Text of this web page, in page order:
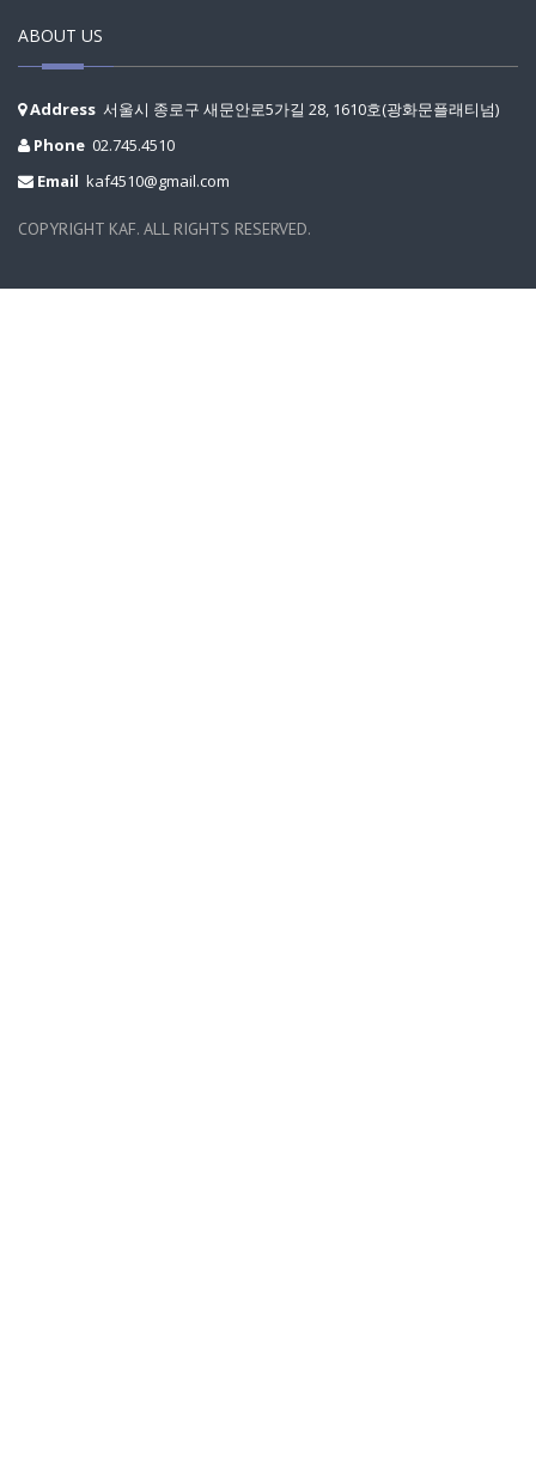
ABOUT US
Address 서울시 종로구 새문안로5가길 28, 1610호(광화문플래티넘)
Phone 02.745.4510
Email kaf4510@gmail.com
COPYRIGHT KAF. ALL RIGHTS RESERVED.